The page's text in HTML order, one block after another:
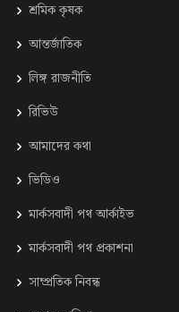
শ্রমিক কৃষক
আন্তর্জাতিক
লিঙ্গ রাজনীতি
রিভিউ
আমাদের কথা
ভিডিও
মার্কসবাদী পথ আর্কাইভ
মার্কসবাদী পথ প্রকাশনা
সাম্প্রতিক নিবন্ধ